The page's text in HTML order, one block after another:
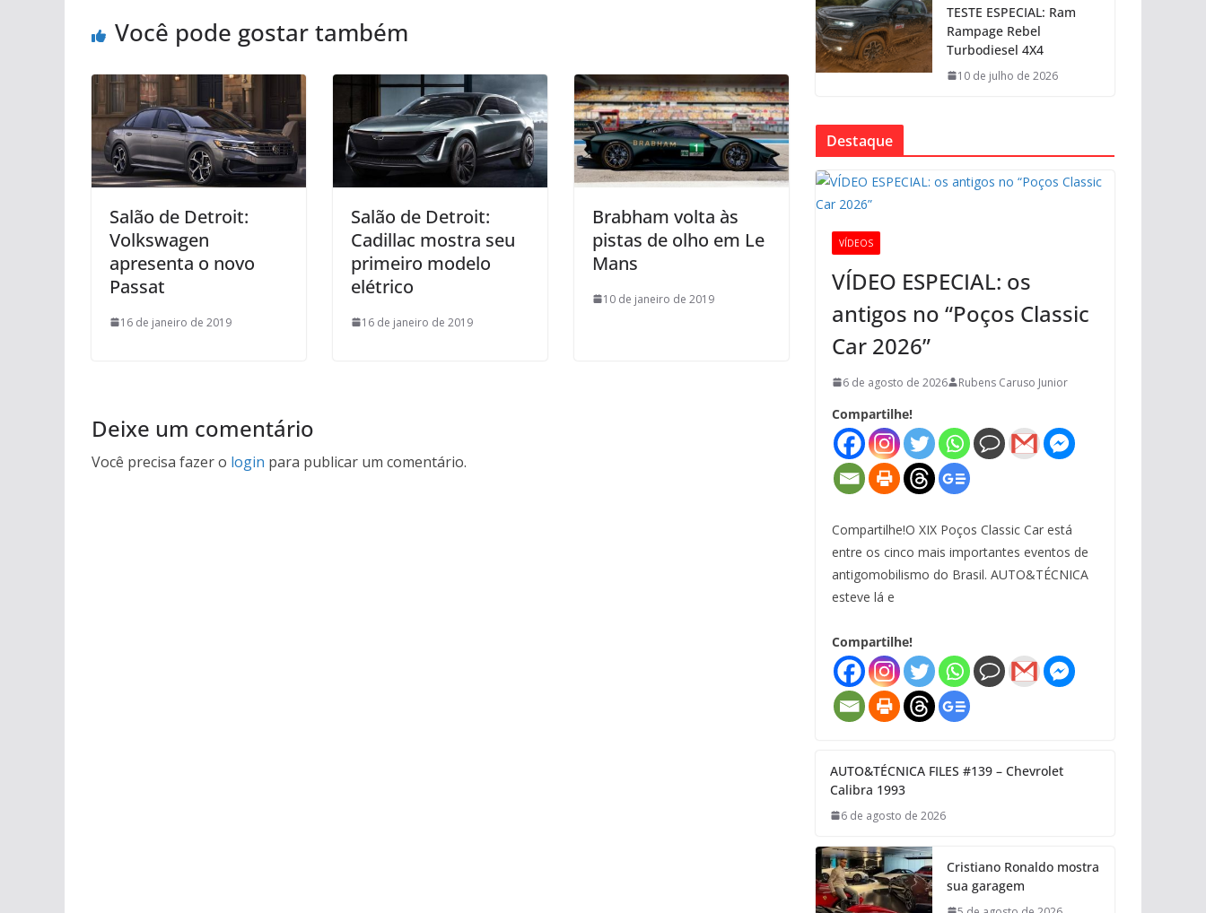
Você pode gostar também
Salão de Detroit:
Volkswagen
apresenta o novo
Passat
16 de janeiro de 2019
Salão de Detroit:
Cadillac mostra seu
primeiro modelo
elétrico
16 de janeiro de 2019
Brabham volta às
pistas de olho em Le
Mans
10 de janeiro de 2019
Deixe um comentário
Você precisa fazer o login para publicar um comentário.
TESTE ESPECIAL: Ram
Rampage Rebel
Turbodiesel 4X4
10 de julho de 2026
Destaque
VÍDEOS
VÍDEO ESPECIAL: os
antigos no “Poços Classic
Car 2026”
6 de agosto de 2026 Rubens Caruso Junior
Compartilhe!
Compartilhe!O XIX Poços Classic Car está
entre os cinco mais importantes eventos de
antigomobilismo do Brasil. AUTO&TÉCNICA
esteve lá e
Compartilhe!
AUTO&TÉCNICA FILES #139 – Chevrolet
Calibra 1993
6 de agosto de 2026
Cristiano Ronaldo mostra
sua garagem